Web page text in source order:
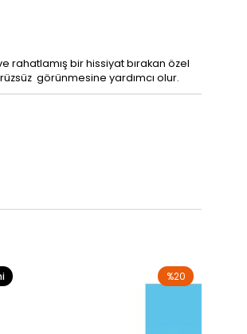
rahatlamış bir hissiyat bırakan özel
görünmesine yardımcı olur.
%20